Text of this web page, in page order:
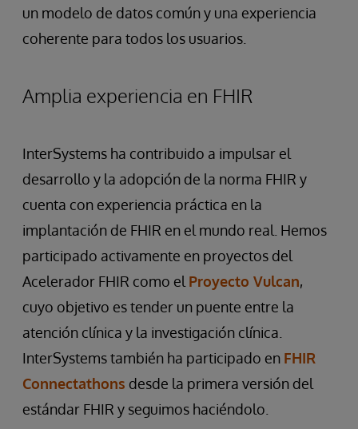
un modelo de datos común y una experiencia
coherente para todos los usuarios.
Amplia experiencia en FHIR
InterSystems ha contribuido a impulsar el
desarrollo y la adopción de la norma FHIR y
cuenta con experiencia práctica en la
implantación de FHIR en el mundo real. Hemos
participado activamente en proyectos del
Acelerador FHIR como el Proyecto Vulcan,
cuyo objetivo es tender un puente entre la
atención clínica y la investigación clínica.
InterSystems también ha participado en FHIR
Connectathons desde la primera versión del
estándar FHIR y seguimos haciéndolo.